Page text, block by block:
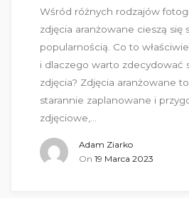
Wśród różnych rodzajów
zdjęcia aranżowane cieszą się
popularnością. Co to
i dlaczego warto zdecydować
zdjęcia? Zdjęcia aranżowane
starannie zaplanowane i
zdjęciowe,…
Adam Ziarko
On 19 Marca 2023